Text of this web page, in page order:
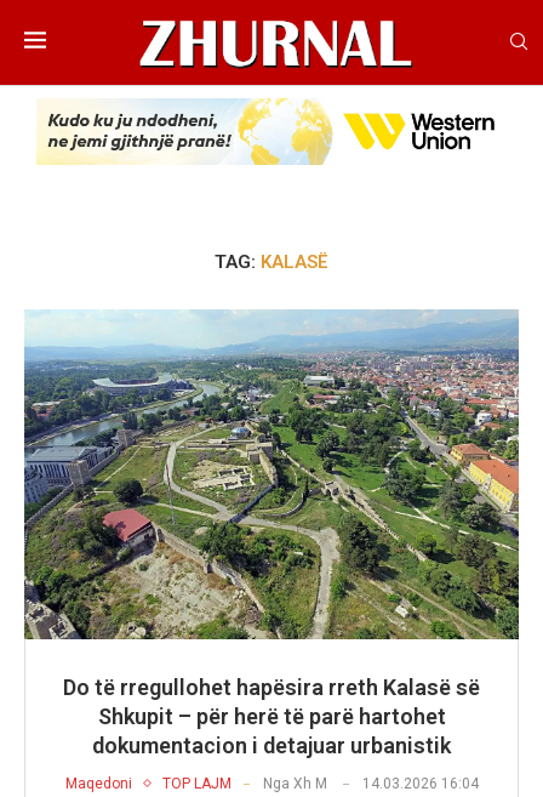
TAG: KALASË
Do të rregullohet hapësira rreth Kalasë së
Shkupit – për herë të parë hartohet
dokumentacion i detajuar urbanistik
Maqedoni TOP LAJM Nga Xh M 14.03.2026 16:04